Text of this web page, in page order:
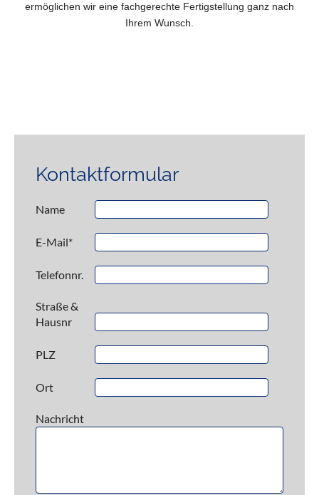
ermöglichen wir eine fachgerechte Fertigstellung ganz nach
Ihrem Wunsch.
Kontaktformular
Name
E-Mail*
Telefonnr.
Straße &
Hausnr
PLZ
Ort
Nachricht